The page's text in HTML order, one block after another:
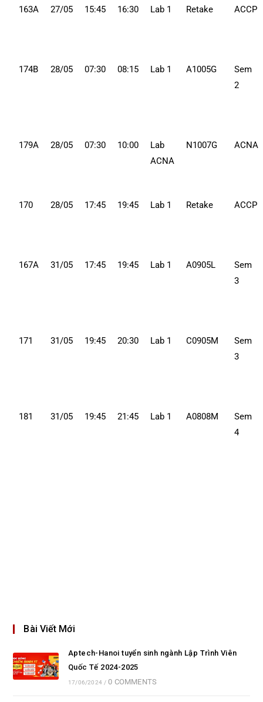
163A 27/05 15:45 16:30 Lab 1 Retake ACCP
174B 28/05 07:30 08:15 Lab 1 A1005G
Sem
2
179A 28/05 07:30 10:00
Lab
ACNA
N1007G ACNA
170 28/05 17:45 19:45 Lab 1 Retake ACCP
167A 31/05 17:45 19:45 Lab 1 A0905L
Sem
3
171 31/05 19:45 20:30 Lab 1 C0905M
Sem
3
181 31/05 19:45 21:45 Lab 1 A0808M
Sem
4
Bài Viết Mới
Aptech-Hanoi tuyển sinh ngành Lập Trình Viên
Quốc Tế 2024-2025
17/06/2024 / 0 COMMENTS